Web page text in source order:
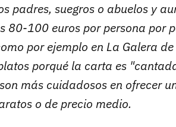
padres, suegros o abuelos y
80-100 euros por persona por
por ejemplo en La Galera
porqué la carta es
más cuidadosos en ofrecer
o de precio medio.